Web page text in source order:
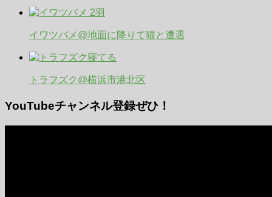
イワツバメ@地面に降りて猫と遭遇
トラフズク@横浜市港北区
YouTubeチャンネル登録ぜひ！